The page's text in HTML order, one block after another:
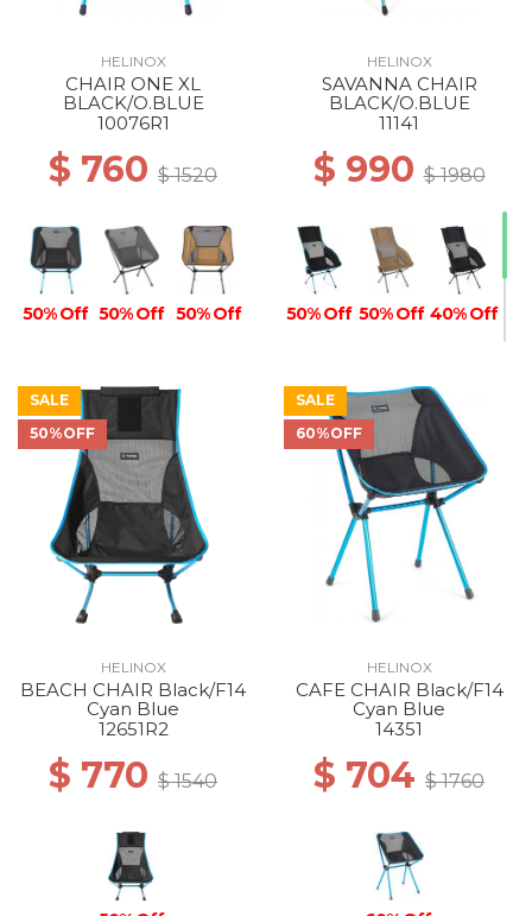
50% Off
HELINOX
CHAIR ONE XL
BLACK/O.BLUE
10076R1
$ 760 $ 1520
50% Off 50% Off 50% Off
HELINOX
SAVANNA CHAIR
BLACK/O.BLUE
11141
$ 990$ 1980
50% Off 50% Off 40% Off
40% Off
SALE
50%OFF
HELINOX
BEACH CHAIR Black/F14
Cyan Blue
12651R2
$ 770 $ 1540
SALE
60%OFF
HELINOX
CAFE CHAIR Black/F14
Cyan Blue
14351
$ 704 $ 1760